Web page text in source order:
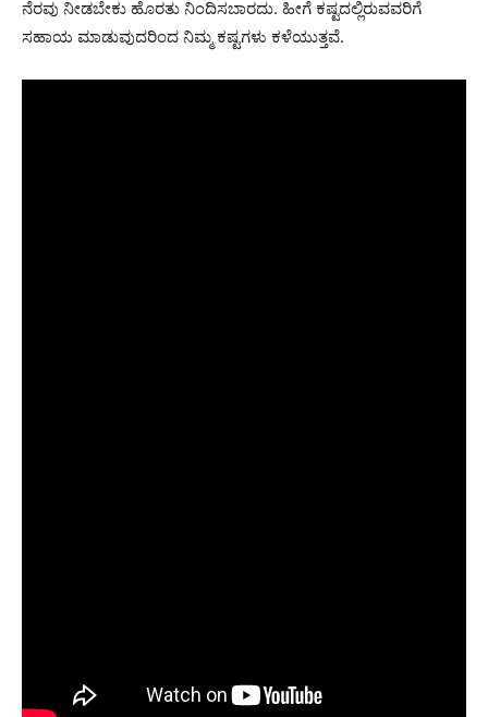
ನೆರವು ನೀಡಬೇಕು ಹೊರತು ನಿಂದಿಸಬಾರದು. ಹೀಗೆ ಕಷ್ಟದಲ್ಲಿರುವವರಿಗೆ
ಸಹಾಯ ಮಾಡುವುದರಿಂದ ನಿಮ್ಮ ಕಷ್ಟಗಳು ಕಳೆಯುತ್ತವೆ.